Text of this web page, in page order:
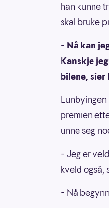
han kunne
skal bruke
– Nå kan
Kanskje
bilene, sier
Lunbyingen
premien
unne seg
– Jeg er
kveld også,
– Nå